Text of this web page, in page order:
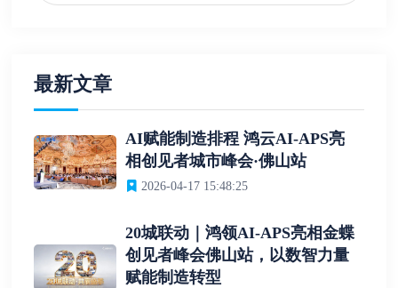
最新文章
AI赋能制造排程 鸿云AI-APS亮
相创见者城市峰会·佛山站
2026-04-17 15:48:25
20城联动｜鸿领AI-APS亮相金蝶
创见者峰会佛山站，以数智力量
赋能制造转型